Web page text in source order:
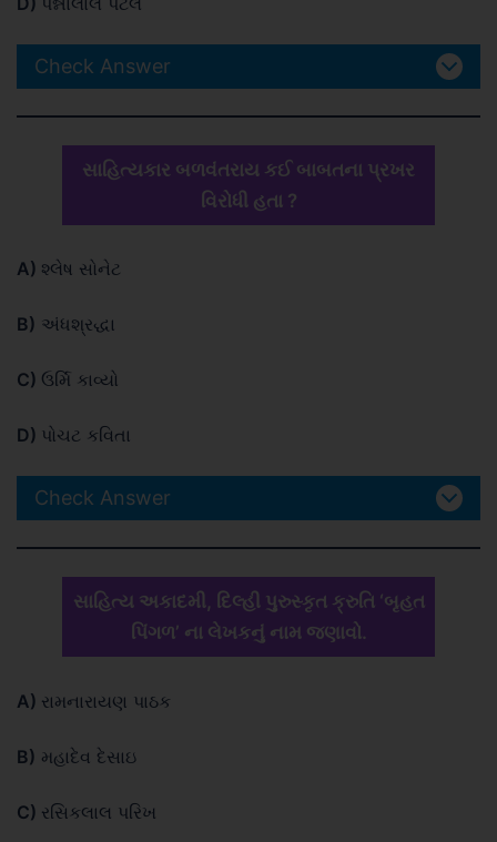
Check Answer
સાહિત્યકાર બળવંતરાય કઈ બાબતના પ્રખર
વિરોધી હતા ?
A) શ્લેષ સોનેટ
B) અંધશ્રદ્ધા
C) ઉર્મિ કાવ્યો
D) પોચટ કવિતા
Check Answer
સાહિત્ય અકાદમી, દિલ્હી પુરુસ્કૃત ક્રુતિ ‘બૃહત
પિંગળ’ ના લેખકનું નામ જણાવો.
A) રામનારાયણ પાઠક
B) મહાદેવ દેસાઇ
C) રસિકલાલ પરિખ